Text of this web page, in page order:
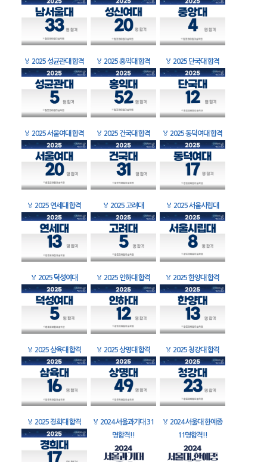
🏅 2025 성균관대 합격 🏅 2025 홍익대 합격 🏅 2025 단국대 합격
🏅 2025 서울여대 합격 🏅 2025 건국대 합격 🏅 2025 동덕여대 합격
🏅 2025 연세대 합격 🏅 2025 고려대 🏅 2025 서울시립대
🏅 2025 덕성여대 🏅 2025 인하대 합격 🏅 2025 한양대 합격
🏅 2025 삼육대 합격 🏅 2025 상명대 합격 🏅 2025 청강대 합격
🏅 2025 경희대 합격 🏅 2024 서울과기대 31
명합격!!
🏅 2024 서울대 한예종
11명합격!!